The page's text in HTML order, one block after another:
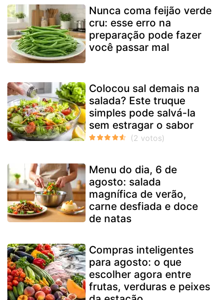
Nunca coma feijão verde
cru: esse erro na
preparação pode fazer
você passar mal
Colocou sal demais na
salada? Este truque
simples pode salvá-la
sem estragar o sabor
Menu do dia, 6 de
agosto: salada
magnífica de verão,
carne desfiada e doce
de natas
Compras inteligentes
para agosto: o que
escolher agora entre
frutas, verduras e peixes